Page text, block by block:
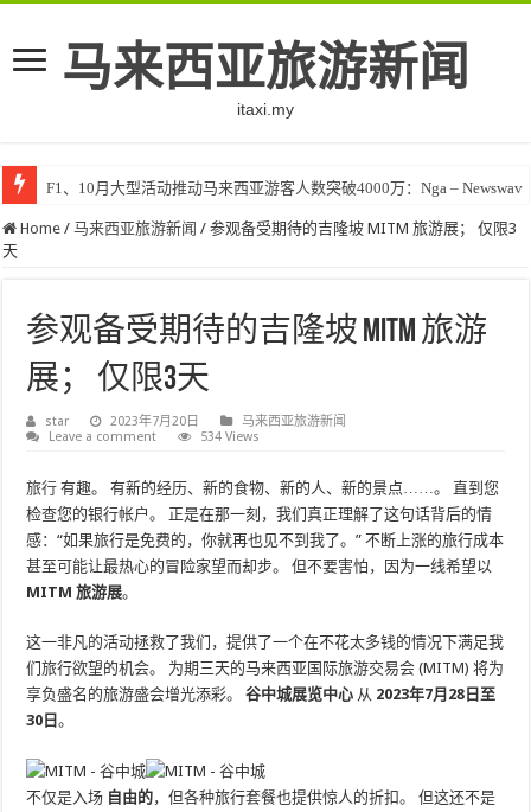
马来西亚旅游新闻
itaxi.my
F1、10月大型活动推动马来西亚游客人数突破4000万：Nga – Newswav
Home / 马来西亚旅游新闻 / 参观备受期待的吉隆坡 MITM 旅游展； 仅限3
天
参观备受期待的吉隆坡 MITM 旅游
展； 仅限3天
star 2023年7月20日
马来西亚旅游新闻
Leave a comment
534 Views
旅行 有趣。 有新的经历、新的食物、新的人、新的景点……。 直到您
检查您的银行帐户。 正是在那一刻，我们真正理解了这句话背后的情
感：“如果旅行是免费的，你就再也见不到我了。” 不断上涨的旅行成本
甚至可能让最热心的冒险家望而却步。 但不要害怕，因为一线希望以
MITM 旅游展。
这一非凡的活动拯救了我们，提供了一个在不花太多钱的情况下满足我
们旅行欲望的机会。 为期三天的马来西亚国际旅游交易会 (MITM) 将为
享负盛名的旅游盛会增光添彩。谷中城展览中心 从 2023年7月28日至
30日。
不仅是入场 自由的，但各种旅行套餐也提供惊人的折扣。 但这还不是